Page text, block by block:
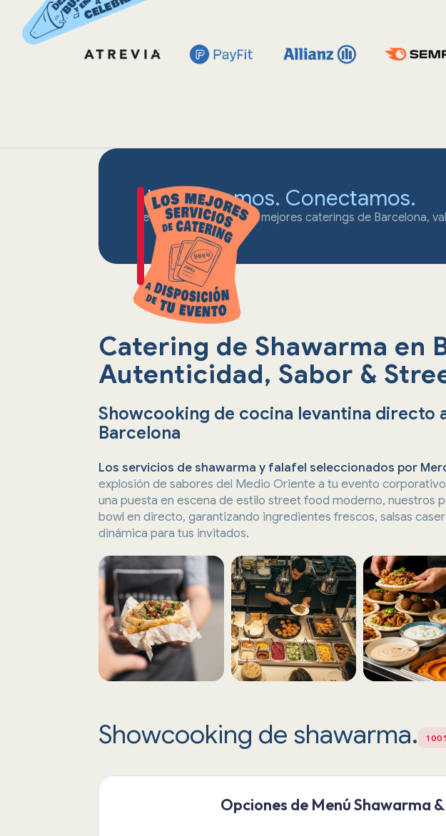
No cocinamos. Conectamos.
Te conectamos con los mejores caterings de Barcelona,
Catering de Shawarma en
Autenticidad, Sabor &
Showcooking de cocina levantina directo
Barcelona
Los servicios de shawarma y falafel seleccionados por
explosión de sabores del Medio Oriente a tu evento
una puesta en escena de estilo street food moderno, nuestros
bowl en directo, garantizando ingredientes frescos, salsas
dinámica para tus invitados.
Showcooking de shawarma.
Opciones de Menú Shawarma